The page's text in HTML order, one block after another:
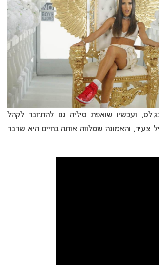
ועכשיו שואפת סיליה גם להתחבר לקהל
צעיר, והאמונה שמלווה אותה בחיים היא שדבר